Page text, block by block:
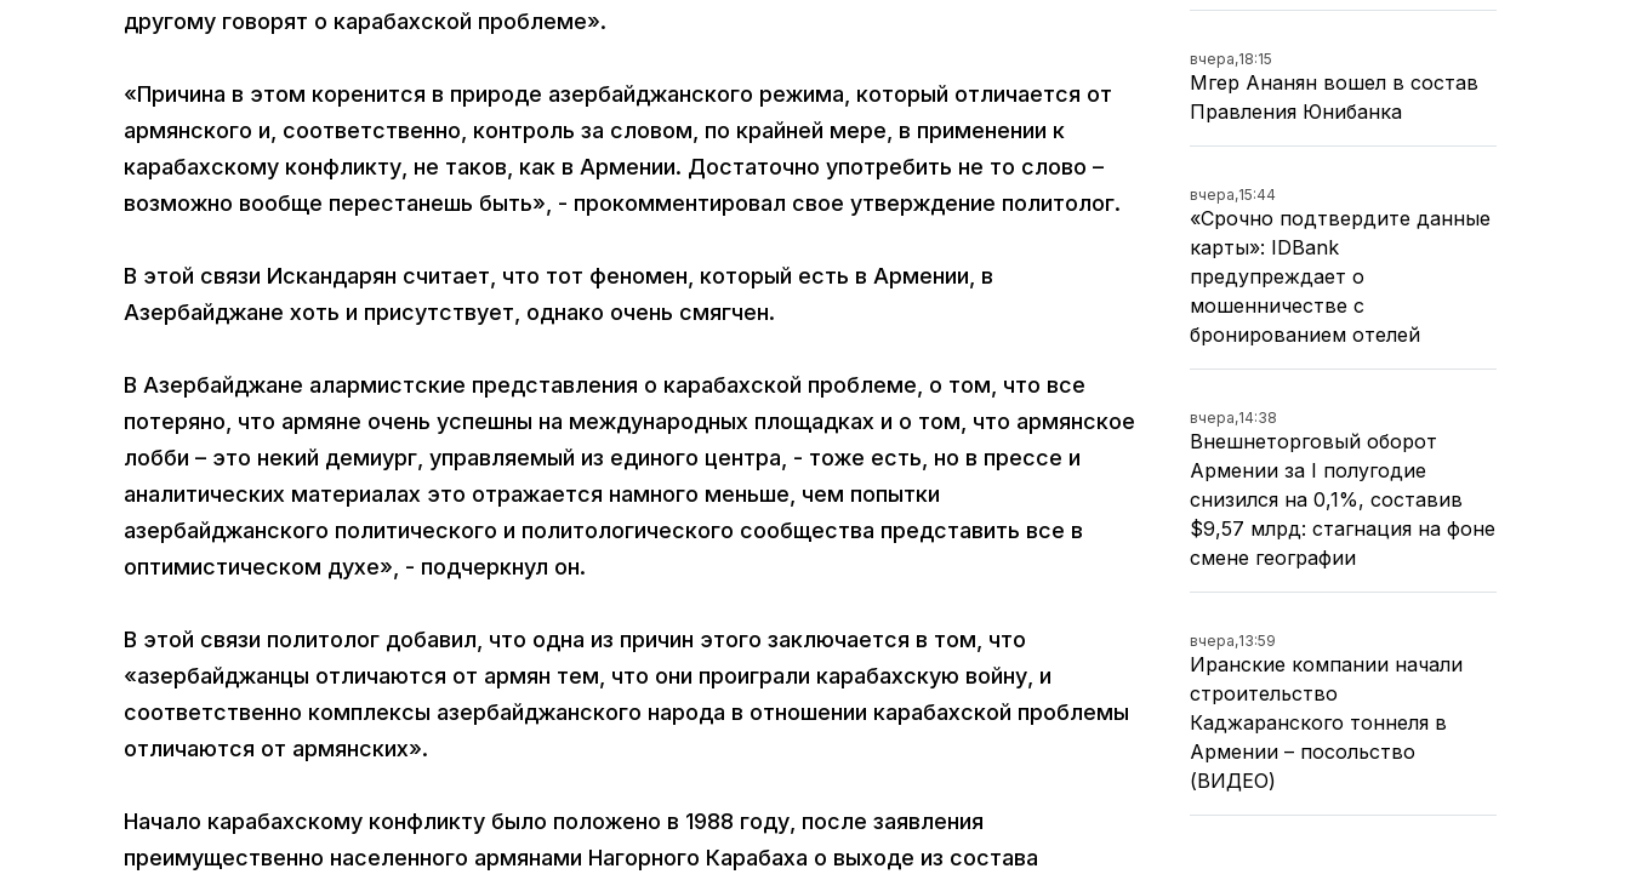
другому говорят о карабахской проблеме».
«Причина в этом коренится в природе азербайджанского режима, который отличается от
армянского и, соответственно, контроль за словом, по крайней мере, в применении к
карабахскому конфликту, не таков, как в Армении. Достаточно употребить не то слово –
возможно вообще перестанешь быть», - прокомментировал свое утверждение политолог.
В этой связи Искандарян считает, что тот феномен, который есть в Армении, в
Азербайджане хоть и присутствует, однако очень смягчен.
В Азербайджане алармистские представления о карабахской проблеме, о том, что все
потеряно, что армяне очень успешны на международных площадках и о том, что армянское
лобби – это некий демиург, управляемый из единого центра, - тоже есть, но в прессе и
аналитических материалах это отражается намного меньше, чем попытки
азербайджанского политического и политологического сообщества представить все в
оптимистическом духе», - подчеркнул он.
В этой связи политолог добавил, что одна из причин этого заключается в том, что
«азербайджанцы отличаются от армян тем, что они проиграли карабахскую войну, и
соответственно комплексы азербайджанского народа в отношении карабахской проблемы
отличаются от армянских».
Начало карабахскому конфликту было положено в 1988 году, после заявления
преимущественно населенного армянами Нагорного Карабаха о выходе из состава
вчера,18:15
Мгер Ананян вошел в состав
Правления Юнибанка
вчера,15:44
«Срочно подтвердите данные
карты»: IDBank
предупреждает о
мошенничестве с
бронированием отелей
вчера,14:38
Внешнеторговый оборот
Армении за I полугодие
снизился на 0,1%, составив
$9,57 млрд: стагнация на фоне
смене географии
вчера,13:59
Иранские компании начали
строительство
Каджаранского тоннеля в
Армении – посольство
(ВИДЕО)